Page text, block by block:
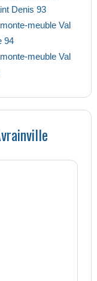
Denis 93
meuble Val
94
meuble Val